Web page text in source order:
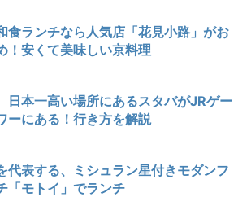
ランチなら人気店「花見小路」がお
！安くて美味しい京料理
本一高い場所にあるスタバがJRゲー
ーにある！行き方を解説
代表する、ミシュラン星付きモダンフ
「モトイ」でランチ